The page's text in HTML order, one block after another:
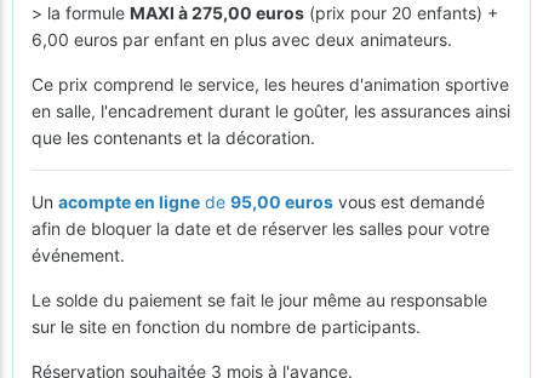
> la formule MAXI à 275,00 euros (prix pour 20 enfants) +
6,00 euros par enfant en plus avec deux animateurs.
Ce prix comprend le service, les heures d'animation sportive
en salle, l'encadrement durant le goûter, les assurances ainsi
que les contenants et la décoration.
Un acompte en ligne de 95,00 euros vous est demandé
afin de bloquer la date et de réserver les salles pour votre
événement.
Le solde du paiement se fait le jour même au responsable
sur le site en fonction du nombre de participants.
Réservation souhaitée 3 mois à l'avance.